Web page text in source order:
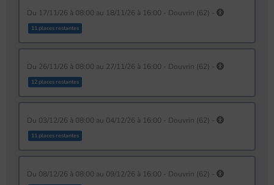
du 17/11/26 à 08:00 au 18/11/26 à 16:00 - Douvrin (62) -
11 places restantes
du 26/11/26 à 08:00 au 27/11/26 à 16:00 - Douvrin (62) -
12 places restantes
du 03/12/26 à 08:00 au 04/12/26 à 16:00 - Douvrin (62) -
11 places restantes
du 08/12/26 à 08:00 au 09/12/26 à 16:00 - Douvrin (62) -